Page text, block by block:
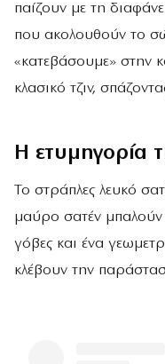
παίζουν με τη
που ακολουθούν το
«κατεβάσουμε» στην
κλασικό τζιν,
Η ετυμηγορία
Το στράπλες λευκό
μαύρο σατέν
γόβες και ένα
κλέβουν την